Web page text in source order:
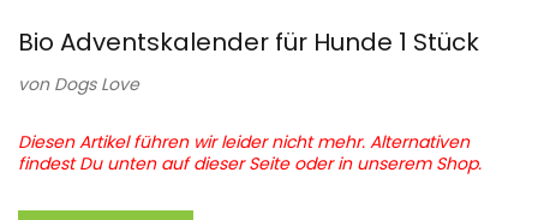
Bio Adventskalender für Hunde 1 Stück
von Dogs Love
Diesen Artikel führen wir leider nicht mehr. Alternativen
findest Du unten auf dieser Seite oder in unserem Shop.